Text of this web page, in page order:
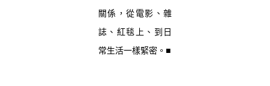
關係，從電影、雜
誌、紅毯上、到日
常生活一樣緊密。■